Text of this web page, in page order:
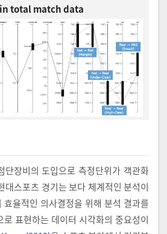
total match data
단장비의 도입으로 측정단위가 객관화
대스포츠 경기는 보다 체계적인 분석이
효율적인 의사결정을 위해 분석 결과를
로 표현하는 데이터 시각화의 중요성이